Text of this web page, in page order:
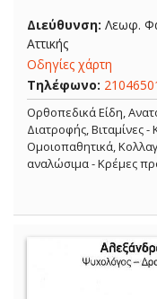
Διεύθυνση: Λεωφ.
Αττικής
Οδηγίες χάρτη
Τηλέφωνο:
Ορθοπεδικά Είδη,
Διατροφής, Βιταμίνες
Ομοιοπαθητικά,
αναλώσιμα - Κρέμες